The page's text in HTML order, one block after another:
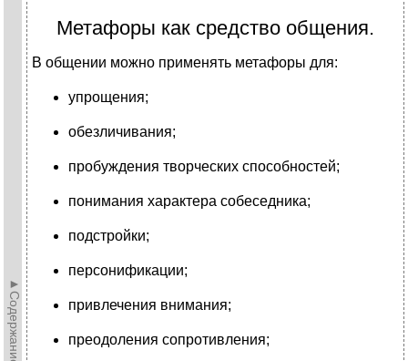
►Содержание►
Метафоры как средство общения.
В общении можно применять метафоры для:
упрощения;
обезличивания;
пробуждения творческих способностей;
понимания характера собеседника;
подстройки;
персонификации;
привлечения внимания;
преодоления сопротивления;